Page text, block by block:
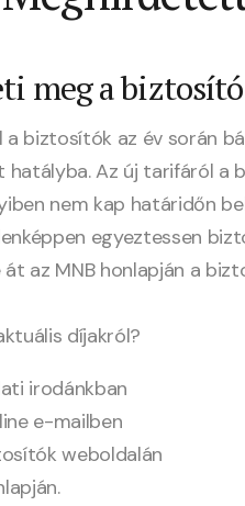
meg a
a biztosítók az év során
hatályba. Az új tarifáról
nem kap határidőn
egyeztessen
az MNB honlapján a
díjakról?
irodánkban
e-mailben
weboldalán